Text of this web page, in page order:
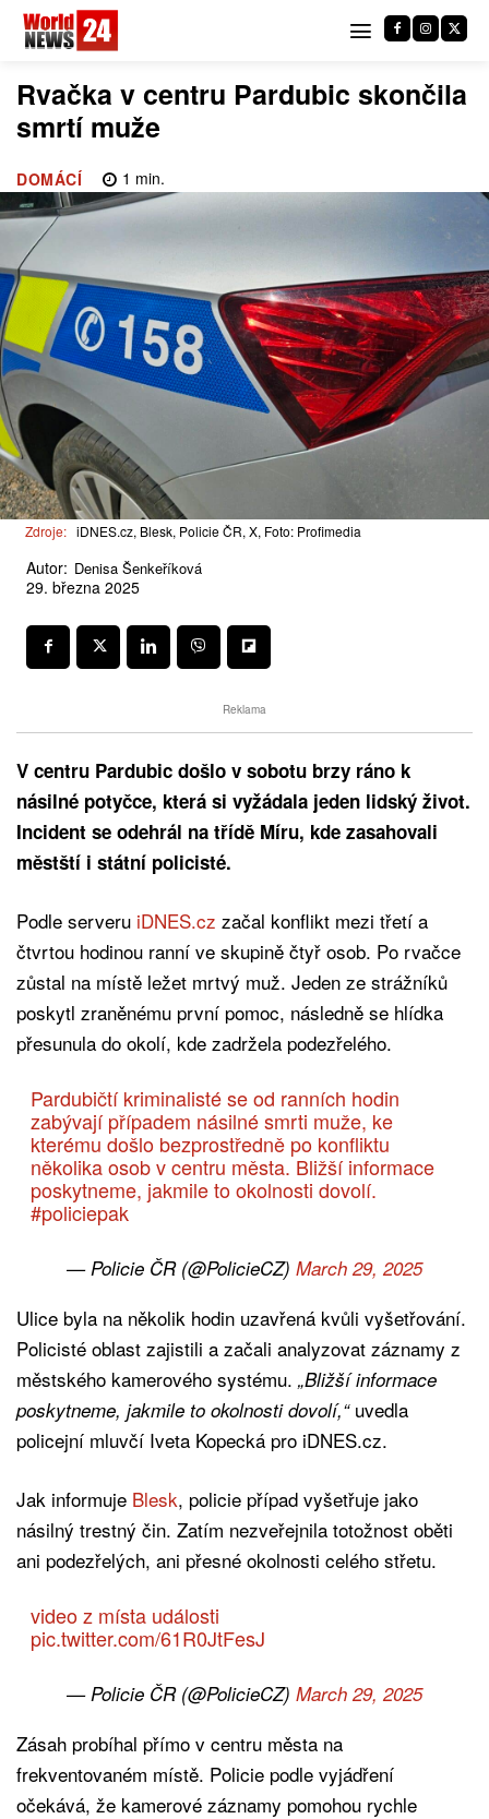
Rvačka v centru Pardubic skončila
smrtí muže
DOMÁCÍ 1 min.
Zdroje: iDNES.cz, Blesk, Policie ČR, X, Foto: Profimedia
Autor: Denisa Šenkeříková
29. března 2025
Reklama
V centru Pardubic došlo v sobotu brzy ráno k
násilné potyčce, která si vyžádala jeden lidský život.
Incident se odehrál na třídě Míru, kde zasahovali
městští i státní policisté.
Podle serveru iDNES.cz začal konflikt mezi třetí a
čtvrtou hodinou ranní ve skupině čtyř osob. Po rvačce
zůstal na místě ležet mrtvý muž. Jeden ze strážníků
poskytl zraněnému první pomoc, následně se hlídka
přesunula do okolí, kde zadržela podezřelého.
Pardubičtí kriminalisté se od ranních hodin
zabývají případem násilné smrti muže, ke
kterému došlo bezprostředně po konfliktu
několika osob v centru města. Bližší informace
poskytneme, jakmile to okolnosti dovolí.
#policiepak
— Policie ČR (@PolicieCZ) March 29, 2025
Ulice byla na několik hodin uzavřená kvůli vyšetřování.
Policisté oblast zajistili a začali analyzovat záznamy z
městského kamerového systému. „Bližší informace
poskytneme, jakmile to okolnosti dovolí,“uvedla
policejní mluvčí Iveta Kopecká pro iDNES.cz.
Jak informuje Blesk, policie případ vyšetřuje jako
násilný trestný čin. Zatím nezveřejnila totožnost oběti
ani podezřelých, ani přesné okolnosti celého střetu.
video z místa události
pic.twitter.com/61R0JtFesJ
— Policie ČR (@PolicieCZ) March 29, 2025
Zásah probíhal přímo v centru města na
frekventovaném místě. Policie podle vyjádření
očekává, že kamerové záznamy pomohou rychle